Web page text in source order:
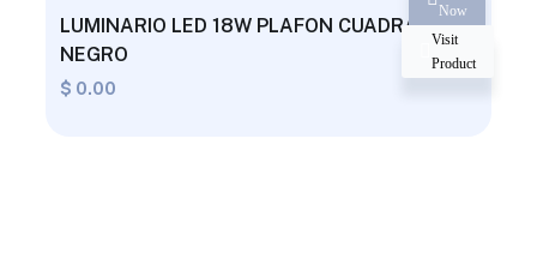
Now
Visit
Product
LUMINARIO LED 18W PLAFON CUADRADO
NEGRO
$ 0.00